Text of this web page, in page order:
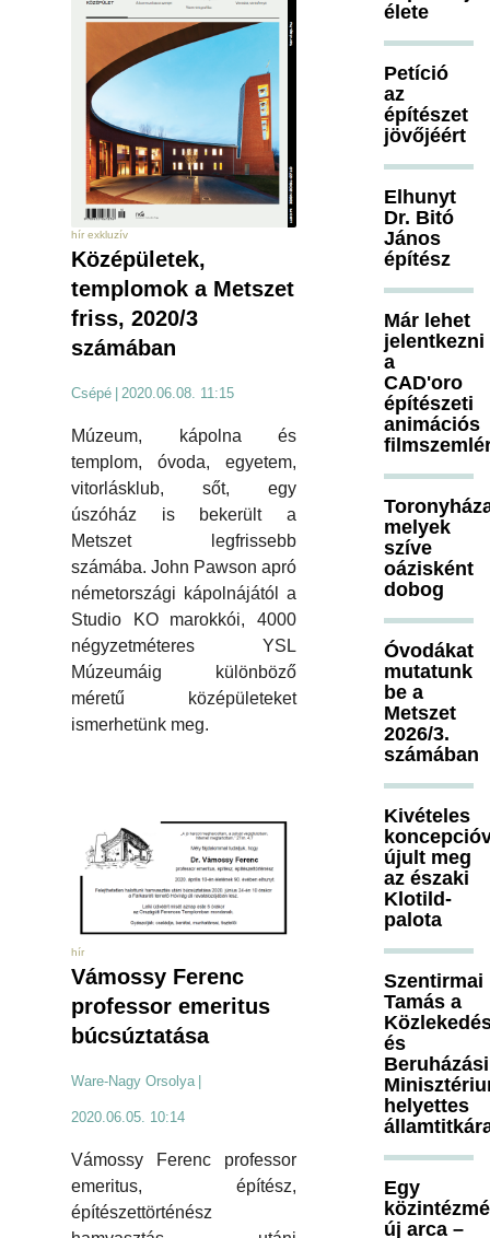
hír exkluzív
Középületek,
templomok a Metszet
friss, 2020/3
számában
Csépé | 2020.06.08. 11:15
Múzeum, kápolna és
templom, óvoda, egyetem,
vitorlásklub, sőt, egy
úszóház is bekerült a
Metszet legfrissebb
számába. John Pawson apró
németországi kápolnájától a
Studio KO marokkói, 4000
négyzetméteres YSL
Múzeumáig különböző
méretű középületeket
ismerhetünk meg.
hír
Vámossy Ferenc
professor emeritus
búcsúztatása
Ware-Nagy Orsolya
2020.06.05. 10:14
Vámossy Ferenc professor
emeritus, építész,
építészettörténész
élete
Petíció
az
építészet
jövőjéért
Elhunyt
Dr. Bitó
János
építész
Már lehet
jelentkezni
a
CAD'oro
építészeti
animációs
melyek
szíve
oázisként
dobog
Óvodákat
mutatunk
be a
Metszet
2026/3.
számában
Kivételes
újult meg
az északi
Klotild-
palota
Szentirmai
Tamás a
és
Beruházási
helyettes
Egy
új arca –